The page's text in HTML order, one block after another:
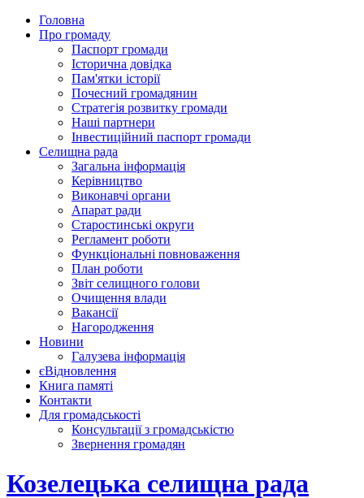
Головна
Про громаду
Паспорт громади
Історична довідка
Пам'ятки історії
Почесний громадянин
Стратегія розвитку громади
Наші партнери
Інвестиційний паспорт громади
Селищна рада
Загальна інформація
Керівництво
Виконавчі органи
Апарат ради
Старостинські округи
Регламент роботи
Функціональні повноваження
План роботи
Звіт селищного голови
Очищення влади
Вакансії
Нагородження
Новини
Галузева інформація
єВідновлення
Книга памяті
Контакти
Для громадськості
Консультації з громадськістю
Звернення громадян
Козелецька селищна рада